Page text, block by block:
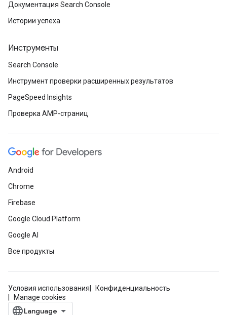
Документация Search Console
Истории успеха
Инструменты
Search Console
Инструмент проверки расширенных результатов
PageSpeed Insights
Проверка AMP-страниц
Android
Chrome
Firebase
Google Cloud Platform
Google AI
Все продукты
Условия использования
Конфиденциальность
Manage cookies